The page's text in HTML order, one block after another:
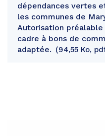
dépendances vertes
les communes de
Autorisation
cadre à bons de
adaptée.
94,55 Ko,